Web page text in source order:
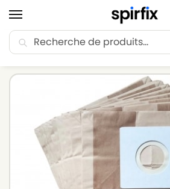
🚚 Livraison Point Relais offerte